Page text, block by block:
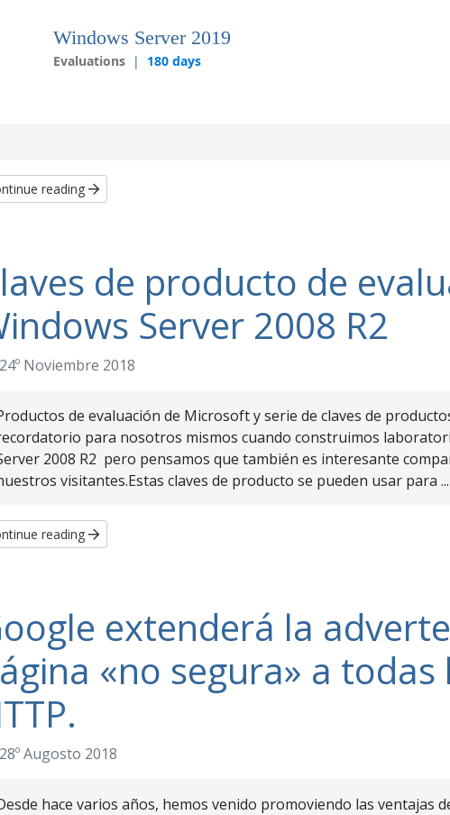
Windows Server 2019
Evaluations | 180 days
reading
de producto de
Server 2008 R2
24º Noviembre 2018
de evaluación de Microsoft y serie de claves de
para nosotros mismos cuando construimos
2008 R2 pero pensamos que también es interesante
visitantes.Estas claves de producto se pueden usar para ...
reading
extenderá la
«no segura» a todas
28º Augosto 2018
hace varios años, hemos venido promoviendo las ventajas